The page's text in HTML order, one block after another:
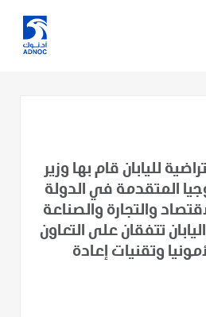
لليابان قام بها وزير
المتقدمة في الدولة
والتجارة والصناعة
تتفقان على التعاون
وتقنيات إعادة